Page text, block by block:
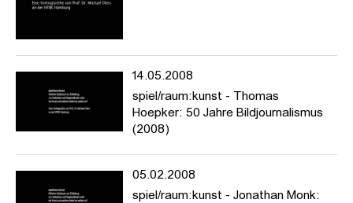
14.05.2008
spiel/raum:kunst - Thomas
Hoepker: 50 Jahre Bildjournalismus
(2008)
05.02.2008
spiel/raum:kunst - Jonathan Monk: